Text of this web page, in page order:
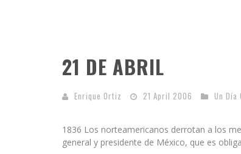
21 DE ABRIL
Enrique Ortiz 21 April 2006 Un Día
1836 Los norteamericanos derrotan a los
general y presidente de México, que es